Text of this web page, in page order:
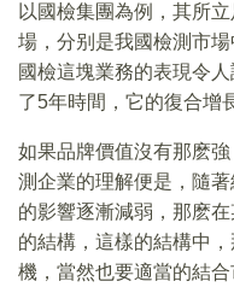
以國檢集團為例，其所
場，分别是我國檢測市
國檢這塊業務的表現令
了5年時間，它的復合增
如果品牌價值沒有那麽
測企業的理解便是，隨
的影響逐漸減弱，那麽
的結構，這樣的結構中
機，當然也要適當的結合